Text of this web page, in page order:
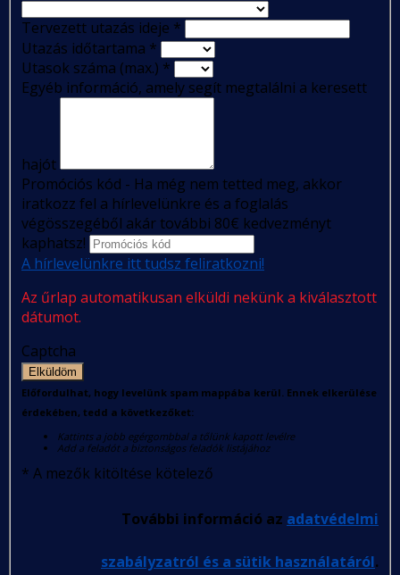
Tervezett utazás ideje *
Utazás időtartama *
Utasok száma (max.) *
Egyéb információ, amely segít megtalálni a keresett
hajót
Promóciós kód - Ha még nem tetted meg, akkor
iratkozz fel a hírlevelünkre és a foglalás
végösszegéből akár további 80€ kedvezményt
kaphatsz!
A hírlevelünkre itt tudsz feliratkozni!
Az űrlap automatikusan elküldi nekünk a kiválasztott
dátumot.
Captcha
Elküldöm
Előfordulhat, hogy levelünk spam mappába kerül. Ennek elkerülése
érdekében, tedd a következőket:
Kattints a jobb egérgombbal a tőlünk kapott levélre
Add a feladót a biztonságos feladók listájához
* A mezők kitöltése kötelező
További információ az adatvédelmi
szabályzatról és a sütik használatáról.